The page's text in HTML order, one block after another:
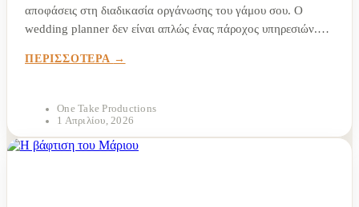
αποφάσεις στη διαδικασία οργάνωσης του γάμου σου. Ο
wedding planner δεν είναι απλώς ένας πάροχος υπηρεσιών.
μετατρέψει σε πραγματικότητα...
ΠΕΡΙΣΣΟΤΕΡΑ
One Take Productions
1 Απριλίου, 2026